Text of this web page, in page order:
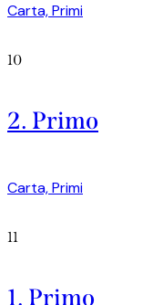
Carta,Primi
10
2. Primo
Carta,Primi
11
1. Primo